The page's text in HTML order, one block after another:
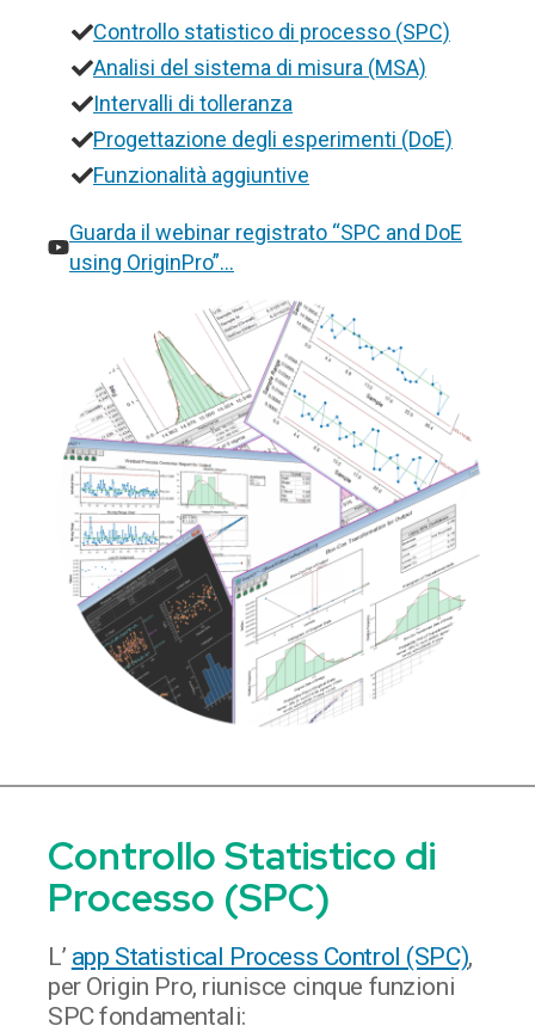
Controllo statistico di processo (SPC)
Analisi del sistema di misura (MSA)
Intervalli di tolleranza
Progettazione degli esperimenti (DoE)
Funzionalità aggiuntive
Guarda il webinar registrato “SPC and DoE
using OriginPro”…
Controllo Statistico di
Processo (SPC)
L’ app Statistical Process Control (SPC),
per Origin Pro, riunisce cinque funzioni
SPC fondamentali: